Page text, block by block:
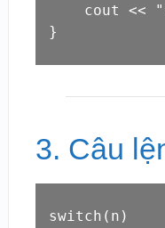
cout <<
}
3. Câu
switch(n)